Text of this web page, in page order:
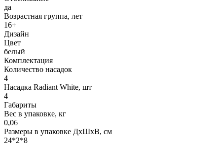
да
Возрастная группа, лет
16+
Дизайн
Цвет
белый
Комплектация
Количество насадок
4
Насадка Radiant White, шт
4
Габариты
Вес в упаковке, кг
0,06
Размеры в упаковке ДxШxВ, см
24*2*8